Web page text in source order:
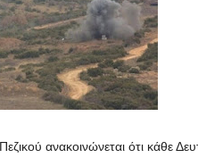
ανακοινώνεται ότι κάθε